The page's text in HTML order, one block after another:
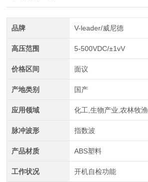
品牌 V-leader/威尼德
高压范围 5-500VDC/±1vV
价格区间 面议
产地类别 国产
应用领域 化工,生物产业,农林牧
脉冲波形 指数波
产品材质 ABS塑料
工作状况 开机自检功能